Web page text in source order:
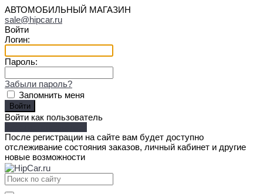
АВТОМОБИЛЬНЫЙ МАГАЗИН
sale@hipcar.ru
Войти
Логин:
Пароль:
Забыли пароль?
Запомнить меня
Войти как пользователь
После регистрации на сайте вам будет доступно
отслеживание состояния заказов, личный кабинет и другие
новые возможности